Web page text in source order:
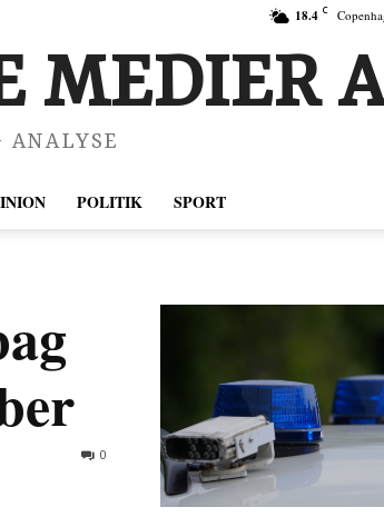
18.4 C
MEDIER
ANALYSE
POLITIK SPORT
0